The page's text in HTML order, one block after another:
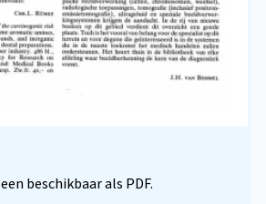
beschikbaar als PDF.